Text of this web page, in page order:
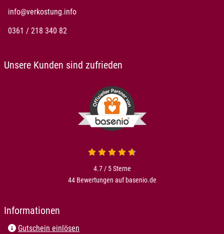
info@verkostung.info
0361 / 218 340 82
Unsere Kunden sind zufrieden
4.7 von 5
4.7 / 5Sterne
44 Bewertungen auf basenio.de
Informationen
Gutschein einlösen